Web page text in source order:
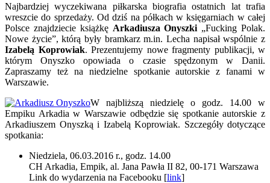
Polak.
Nowe
życie”
już
w
Najbardziej wyczekiwana piłkarska biografia ostatnich lat trafia
wreszcie do sprzedaży. Od dziś na półkach w księgarniach w całej
Polsce znajdziecie książkę Arkadiusza Onyszki „Fucking Polak.
Nowe życie”, którą były bramkarz m.in. Lecha napisał wspólnie z
Izabelą Koprowiak. Prezentujemy nowe fragmenty publikacji, w
którym Onyszko opowiada o czasie spędzonym w Danii.
Zapraszamy też na niedzielne spotkanie autorskie z fanami w
Warszawie.
W najbliższą niedzielę o godz. 14.00 w
Empiku Arkadia w Warszawie odbędzie się spotkanie autorskie z
Arkadiuszem Onyszką i Izabelą Koprowiak. Szczegóły dotyczące
spotkania:
Niedziela, 06.03.2016 r., godz. 14.00
CH Arkadia, Empik, al. Jana Pawła II 82, 00-171 Warszawa
Link do wydarzenia na Facebooku [link]